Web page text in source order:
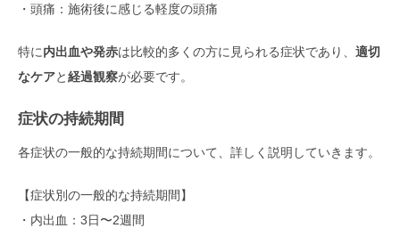
・頭痛：施術後に感じる軽度の頭痛
特に内出血や発赤は比較的多くの方に見られる症状であり、 適切
なケアと経過観察が必要です。
症状の持続期間
各症状の一般的な持続期間について、詳しく説明していきます。
【症状別の一般的な持続期間】
・内出血：3日〜2週間